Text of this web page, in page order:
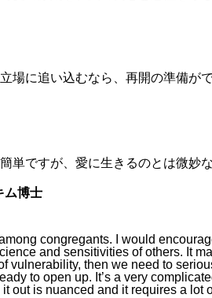
場に追い込むなら、再開の準備が
単ですが、愛に生きるのとは微妙
ム博士
congregants. I would
and sensitivities of others. It
vulnerability, then we need to
to open up. It’s a very
out is nuanced and it requires a lot